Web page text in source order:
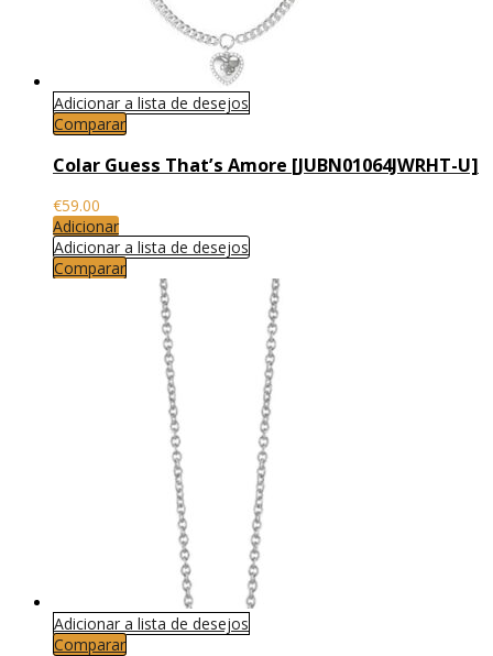
Adicionar a lista de desejos
Comparar
Colar Guess That’s Amore [JUBN01064JWRHT-U]
€59.00
Adicionar
Adicionar a lista de desejos
Comparar
Adicionar a lista de desejos
Comparar